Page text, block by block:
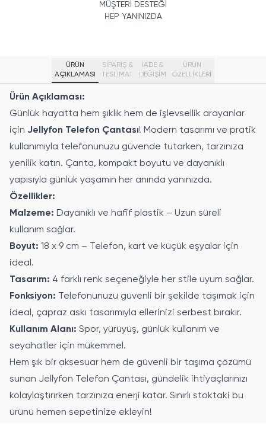
MÜŞTERİ DESTEĞİ
HEP YANINIZDA
ÜRÜN
AÇIKLAMASI
SİPARİŞ &
TESLİMAT
İADE &
DEĞİŞİM
ÜRÜN
ÖZELLIKLERI
Ürün Açıklaması:
Günlük hayatta hem şıklık hem de işlevsellik arayanlar
için Jellyfon Telefon Çantası! Modern tasarımı ve pratik
kullanımıyla telefonunuzu güvende tutarken, tarzınıza
yenilik katın. Çanta, kompakt boyutu ve dayanıklı
yapısıyla günlük yaşamın her anında yanınızda.
Özellikler:
Malzeme: Dayanıklı ve hafif plastik – Uzun süreli
kullanım sağlar.
Boyut: 18 x 9 cm – Telefon, kart ve küçük eşyalar için
ideal.
Tasarım: 4 farklı renk seçeneğiyle her stile uyum sağlar.
Fonksiyon: Telefonunuzu güvenli bir şekilde taşımak için
ideal, çapraz askı tasarımıyla ellerinizi serbest bırakır.
Kullanım Alanı: Spor, yürüyüş, günlük kullanım ve
seyahatler için mükemmel.
Hem şık bir aksesuar hem de güvenli bir taşıma çözümü
sunan Jellyfon Telefon Çantası, gündelik ihtiyaçlarınızı
kolaylaştırırken tarzınıza enerji katar. Sınırlı stoktaki bu
ürünü hemen sepetinize ekleyin!